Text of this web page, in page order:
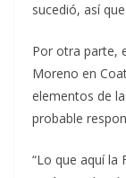
sucedió, así
Por otra parte,
Moreno en
elementos de
probable
“Lo que aquí la